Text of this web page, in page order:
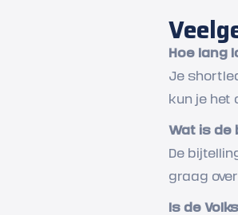
Hoe lang
Je
kun je het
Wat is de
De
graag
Is de